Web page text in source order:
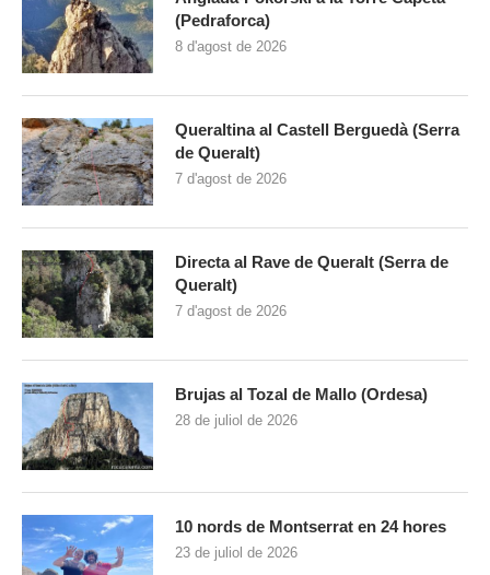
(Pedraforca)
8 d'agost de 2026
Queraltina al Castell Berguedà (Serra
de Queralt)
7 d'agost de 2026
Directa al Rave de Queralt (Serra de
Queralt)
7 d'agost de 2026
Brujas al Tozal de Mallo (Ordesa)
28 de juliol de 2026
10 nords de Montserrat en 24 hores
23 de juliol de 2026